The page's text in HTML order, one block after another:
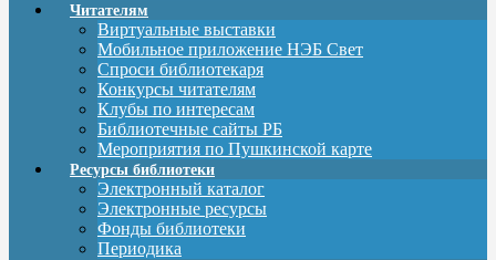
Читателям
Виртуальные выставки
Мобильное приложение НЭБ Свет
Спроси библиотекаря
Конкурсы читателям
Клубы по интересам
Библиотечные сайты РБ
Мероприятия по Пушкинской карте
Ресурсы библиотеки
Электронный каталог
Электронные ресурсы
Фонды библиотеки
Периодика